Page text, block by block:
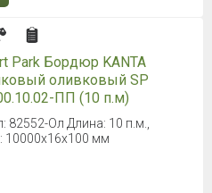
Park Бордюр KANTA
оливковый SP
ПП (10 п.м)
82552-Ол Длина: 10 п.м.,
10000x16x100 мм